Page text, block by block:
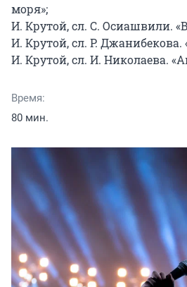
моря»;
И. Крутой, сл. С. Осиашвили.
И. Крутой, сл. Р. Джанибекова.
И. Крутой, сл. И. Николаева.
Время:
80 мин.